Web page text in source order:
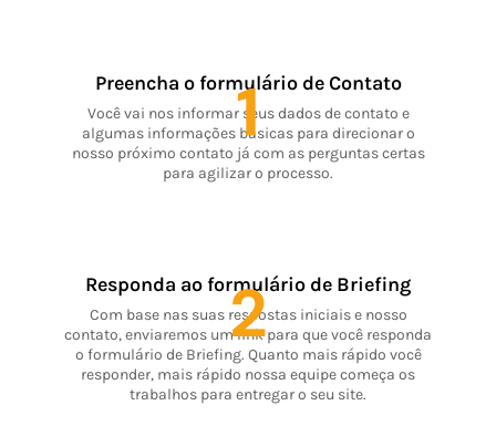
Preencha o formulário de Contato
Você vai nos informar seus dados de contato e
algumas informações básicas para direcionar o
nosso próximo contato já com as perguntas certas
para agilizar o processo.
1
Responda ao formulário de Briefing
Com base nas suas respostas iniciais e nosso
contato, enviaremos um link para que você responda
o formulário de Briefing. Quanto mais rápido você
responder, mais rápido nossa equipe começa os
trabalhos para entregar o seu site.
2